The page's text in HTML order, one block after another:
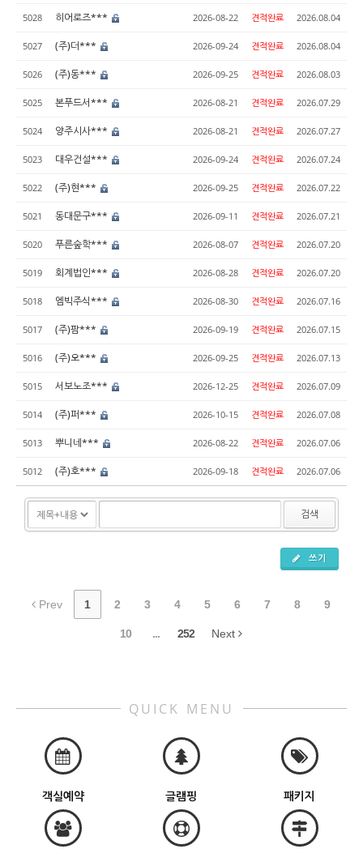
5028 히어로즈*** 2026-08-22 견적완료 2026.08.04
5027 (주)더*** 2026-09-24 견적완료 2026.08.04
5026 (주)동*** 2026-09-25 견적완료 2026.08.03
5025 본푸드서*** 2026-08-21 견적완료 2026.07.29
5024 양주시사*** 2026-08-21 견적완료 2026.07.27
5023 대우건설*** 2026-09-24 견적완료 2026.07.24
5022 (주)현*** 2026-09-25 견적완료 2026.07.22
5021 동대문구*** 2026-09-11 견적완료 2026.07.21
5020 푸른숲학*** 2026-08-07 견적완료 2026.07.20
5019 회계법인*** 2026-08-28 견적완료 2026.07.20
5018 엠빅주식*** 2026-08-30 견적완료 2026.07.16
5017 (주)팜*** 2026-09-19 견적완료 2026.07.15
5016 (주)오*** 2026-09-25 견적완료 2026.07.13
5015 서보노조*** 2026-12-25 견적완료 2026.07.09
5014 (주)퍼*** 2026-10-15 견적완료 2026.07.08
5013 뿌니네*** 2026-08-22 견적완료 2026.07.06
5012 (주)호*** 2026-09-18 견적완료 2026.07.06
검색
쓰기
Prev 1 2 3 4 5 6 7 8 9
10 ... 252 Next
QUICK MENU
객실예약 글램핑 패키지